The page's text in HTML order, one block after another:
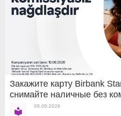
Закажите карту Birbank
снимайте наличные без
06.08.2026